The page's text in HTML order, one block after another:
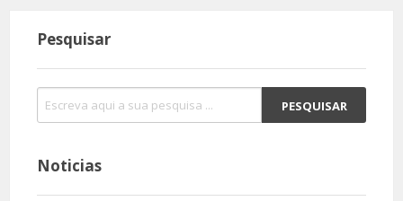
Pesquisar
Noticias